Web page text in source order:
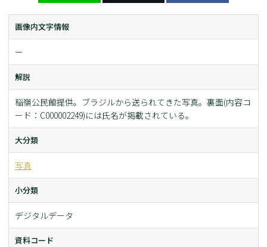
画像内文字情報
ー
解説
稲嶺公民館提供。ブラジルから送られてきた写真。裏面(内容コ
ード：C000002249)には氏名が掲載されている。
大分類
写真
小分類
デジタルデータ
資料コード